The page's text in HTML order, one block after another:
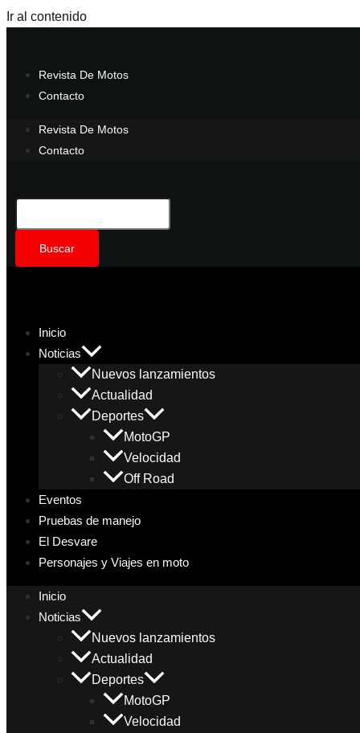
Ir al contenido
Revista De Motos
Contacto
Revista De Motos
Contacto
Buscar
Inicio
Noticias
Nuevos lanzamientos
Actualidad
Deportes
MotoGP
Velocidad
Off Road
Eventos
Pruebas de manejo
El Desvare
Personajes y Viajes en moto
Inicio
Noticias
Nuevos lanzamientos
Actualidad
Deportes
MotoGP
Velocidad